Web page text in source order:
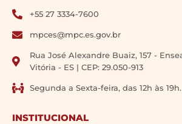
+55 27 3334-7600
mpces@mpc.es.gov.br
Rua José Alexandre Buaiz, 157 -
Vitória - ES | CEP: 29.050-913
Segunda a Sexta-feira, das 12h às 19h.
INSTITUCIONAL